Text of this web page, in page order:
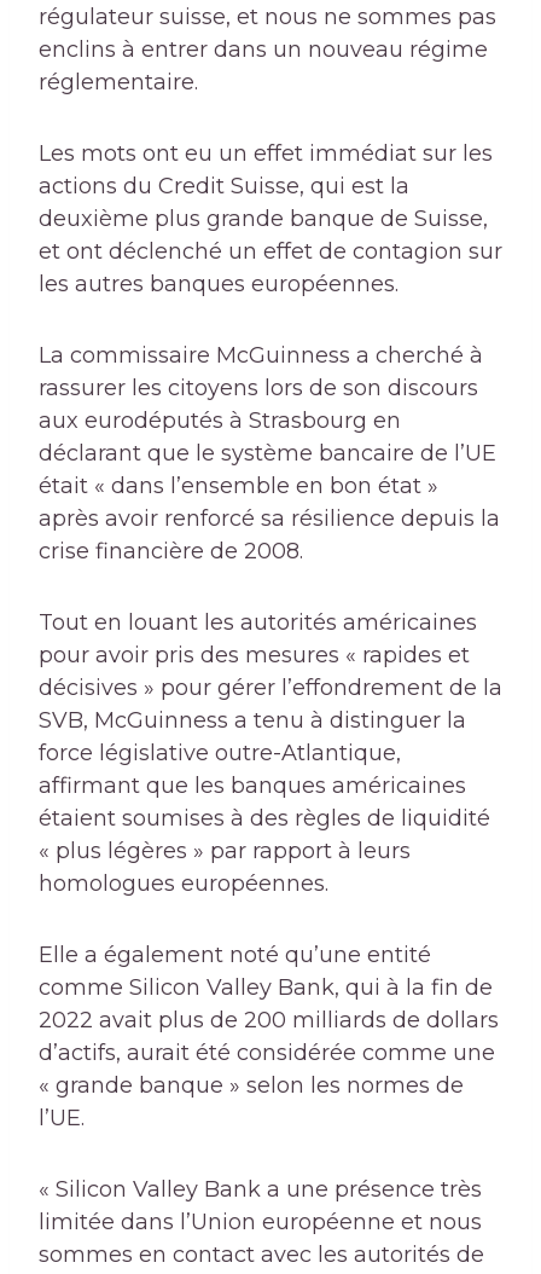
régulateur suisse, et nous ne sommes pas
enclins à entrer dans un nouveau régime
réglementaire.
Les mots ont eu un effet immédiat sur les
actions du Credit Suisse, qui est la
deuxième plus grande banque de Suisse,
et ont déclenché un effet de contagion sur
les autres banques européennes.
La commissaire McGuinness a cherché à
rassurer les citoyens lors de son discours
aux eurodéputés à Strasbourg en
déclarant que le système bancaire de l’UE
était « dans l’ensemble en bon état »
après avoir renforcé sa résilience depuis la
crise financière de 2008.
Tout en louant les autorités américaines
pour avoir pris des mesures « rapides et
décisives » pour gérer l’effondrement de la
SVB, McGuinness a tenu à distinguer la
force législative outre-Atlantique,
affirmant que les banques américaines
étaient soumises à des règles de liquidité
« plus légères » par rapport à leurs
homologues européennes.
Elle a également noté qu’une entité
comme Silicon Valley Bank, qui à la fin de
2022 avait plus de 200 milliards de dollars
d’actifs, aurait été considérée comme une
« grande banque » selon les normes de
l’UE.
« Silicon Valley Bank a une présence très
limitée dans l’Union européenne et nous
sommes en contact avec les autorités de